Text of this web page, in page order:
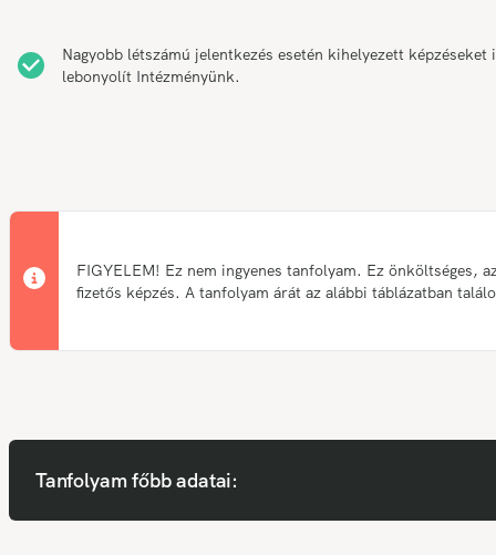
Nagyobb létszámú jelentkezés esetén kihelyezett képzéseket
lebonyolít Intézményünk.
FIGYELEM! Ez nem ingyenes tanfolyam. Ez önköltséges,
fizetős képzés. A tanfolyam árát az alábbi táblázatban
Tanfolyam főbb adatai: